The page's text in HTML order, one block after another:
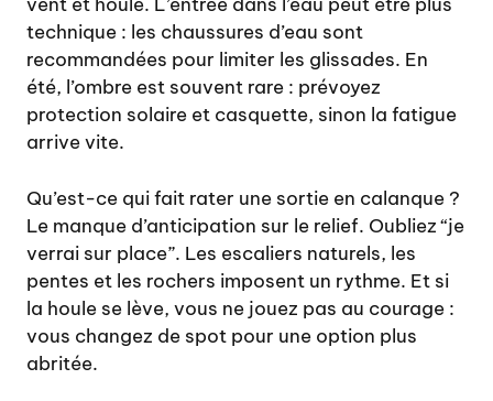
technique : les chaussures d’eau sont
recommandées pour limiter les glissades. En
été, l’ombre est souvent rare : prévoyez
protection solaire et casquette, sinon la fatigue
arrive vite.
Qu’est-ce qui fait rater une sortie en calanque ?
Le manque d’anticipation sur le relief. Oubliez “je
verrai sur place”. Les escaliers naturels, les
pentes et les rochers imposent un rythme. Et si
la houle se lève, vous ne jouez pas au courage :
vous changez de spot pour une option plus
abritée.